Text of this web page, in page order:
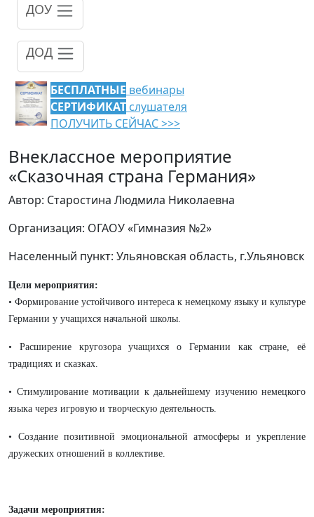
ДОУ
ДОД
БЕСПЛАТНЫЕ вебинары
СЕРТИФИКАТ слушателя
ПОЛУЧИТЬ СЕЙЧАС >>>
Внеклассное мероприятие
«Сказочная страна Германия»
Автор: Старостина Людмила Николаевна
Организация: ОГАОУ «Гимназия №2»
Населенный пункт: Ульяновская область, г.Ульяновск
Цели мероприятия:
• Формирование устойчивого интереса к немецкому языку и культуре
Германии у учащихся начальной школы.
• Расширение кругозора учащихся о Германии как стране, её
традициях и сказках.
• Стимулирование мотивации к дальнейшему изучению немецкого
языка через игровую и творческую деятельность.
• Создание позитивной эмоциональной атмосферы и укрепление
дружеских отношений в коллективе.
Задачи мероприятия: